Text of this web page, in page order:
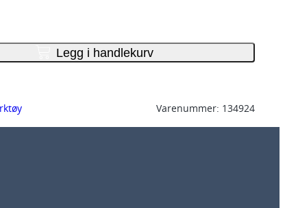
Legg i handlekurv
Varenummer: 134924